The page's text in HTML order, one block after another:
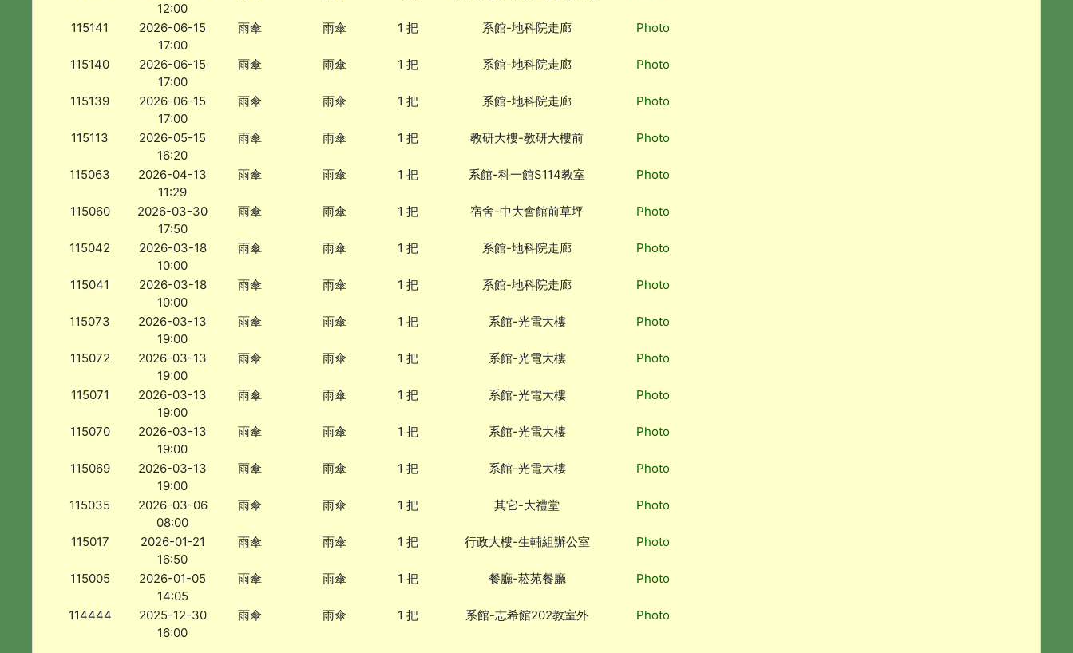
12:00
115141
2026-06-15
17:00
雨傘 雨傘 1 把 系館-地科院走廊 Photo
115140
2026-06-15
17:00
雨傘 雨傘 1 把 系館-地科院走廊 Photo
115139
2026-06-15
17:00
雨傘 雨傘 1 把 系館-地科院走廊 Photo
115113
2026-05-15
16:20
雨傘 雨傘 1 把 教研大樓-教研大樓前 Photo
115063
2026-04-13
11:29
雨傘 雨傘 1 把 系館-科一館S114教室 Photo
115060
2026-03-30
17:50
雨傘 雨傘 1 把 宿舍-中大會館前草坪 Photo
115042
2026-03-18
10:00
雨傘 雨傘 1 把 系館-地科院走廊 Photo
115041
2026-03-18
10:00
雨傘 雨傘 1 把 系館-地科院走廊 Photo
115073
2026-03-13
19:00
雨傘 雨傘 1 把 系館-光電大樓 Photo
115072
2026-03-13
19:00
雨傘 雨傘 1 把 系館-光電大樓 Photo
115071
2026-03-13
19:00
雨傘 雨傘 1 把 系館-光電大樓 Photo
115070
2026-03-13
19:00
雨傘 雨傘 1 把 系館-光電大樓 Photo
115069
2026-03-13
19:00
雨傘 雨傘 1 把 系館-光電大樓 Photo
115035
2026-03-06
08:00
雨傘 雨傘 1 把 其它-大禮堂 Photo
115017
2026-01-21
16:50
雨傘 雨傘 1 把 行政大樓-生輔組辦公室 Photo
115005
2026-01-05
14:05
雨傘 雨傘 1 把 餐廳-菘苑餐廳 Photo
114444
2025-12-30
16:00
雨傘 雨傘 1 把 系館-志希館202教室外 Photo